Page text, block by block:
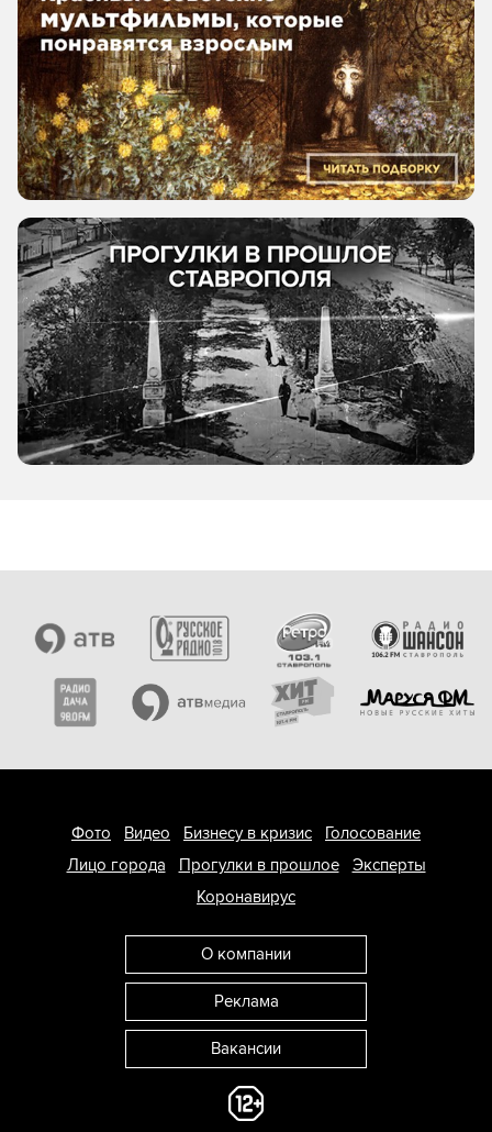
Фото Видео Бизнесу в кризис
Голосование
Лицо города
Прогулки в прошлое
Эксперты
Коронавирус
О компании
Реклама
Вакансии